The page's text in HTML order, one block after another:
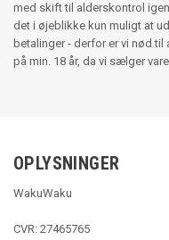
med skift til alderskontrol
det i øjeblikke kun muligt at
betalinger - derfor er vi nød
på min. 18 år, da vi sælger
OPLYSNINGER
WakuWaku
CVR: 27465765